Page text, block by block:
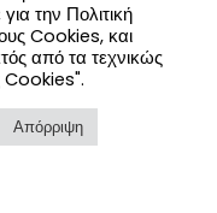
την Πολιτική
Cookies, και
από τα τεχνικώς
Cookies".
Απόρριψη